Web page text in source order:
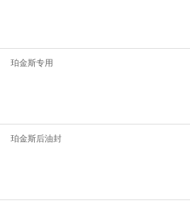
珀金斯专用
珀金斯后油封